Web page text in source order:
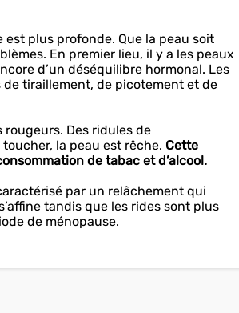
plus profonde. Que la peau soit
En premier lieu, il y a les peaux
d’un déséquilibre hormonal. Les
tiraillement, de picotement et de
Des ridules de
la peau est rêche. Cette
de tabac et d’alcool.
par un relâchement qui
tandis que les rides sont plus
de ménopause.